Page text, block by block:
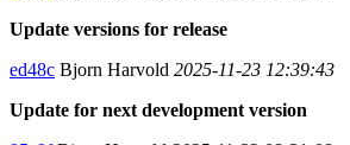
Update versions for release
ed48c Bjorn Harvold 2025-11-23 12:39:43
Update for next development version